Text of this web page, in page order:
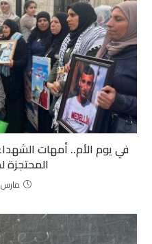
في يوم الأم.. أمهات
المحتجزة
مارس 22, 2023